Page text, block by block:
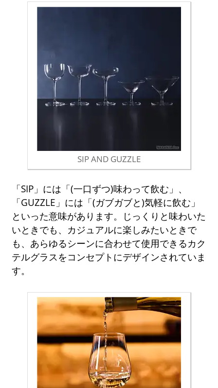
SIP AND GUZZLE
「SIP」には「(一口ずつ)味わって飲む」、
「GUZZLE」には「(ガブガブと)気軽に飲む」
といった意味があります。じっくりと味わいた
いときでも、カジュアルに楽しみたいときで
も、あらゆるシーンに合わせて使用できるカク
テルグラスをコンセプトにデザインされていま
す。